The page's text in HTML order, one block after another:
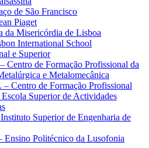
de São Francisco
Piaget
da Misericórdia de Lisboa
International School
e Superior
Centro de Formação Profissional da
e Metalomecânica
Centro de Formação Profissional
Superior de Actividades
Superior de Engenharia de
Ensino Politécnico da Lusofonia